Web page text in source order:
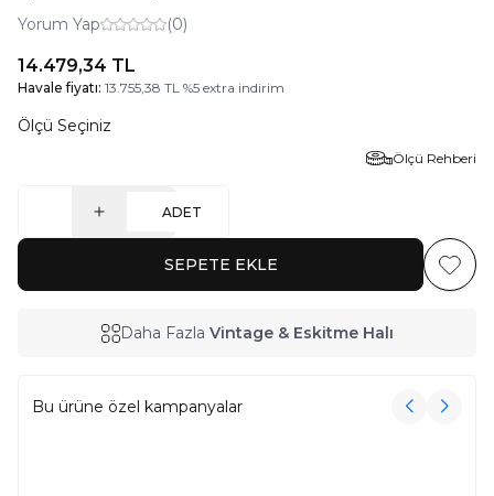
Yorum Yap (0)
14.479,34 TL
Havale fiyatı: 13.755,38 TL %5 extra indirim
Ölçü Seçiniz
Ölçü Rehberi
ADET
SEPETE EKLE
Daha Fazla Vintage & Eskitme Halı
Bu ürüne özel kampanyalar